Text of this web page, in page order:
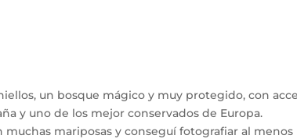
un bosque mágico y muy protegido, con
y uno de los mejor conservados de Europa.
mariposas y conseguí fotografiar al menos